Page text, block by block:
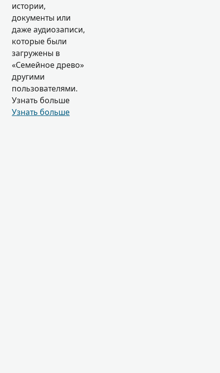
истории,
документы или
даже аудиозаписи,
которые были
загружены в
«Семейное древо»
другими
пользователями.
Узнать больше
Узнать больше